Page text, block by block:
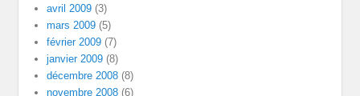
avril 2009 (3)
mars 2009 (5)
février 2009 (7)
janvier 2009 (8)
décembre 2008 (8)
novembre 2008 (6)